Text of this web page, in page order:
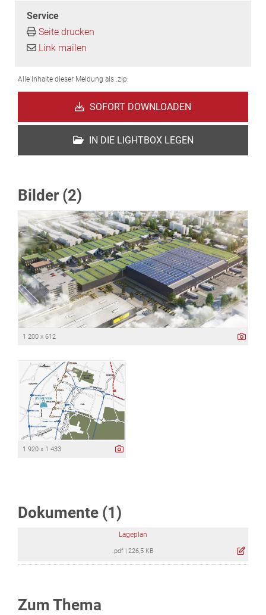
Service
Seite drucken
Link mailen
Alle Inhalte dieser Meldung als .zip:
SOFORT DOWNLOADEN
IN DIE LIGHTBOX LEGEN
Bilder (2)
1 200 x 612
1 920 x 1 433
Dokumente (1)
Lageplan
.pdf 226,5 KB
Zum Thema